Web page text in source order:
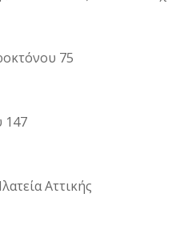
75
147
Αττικής